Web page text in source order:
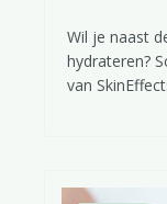
Wil je naast
hydrateren?
van